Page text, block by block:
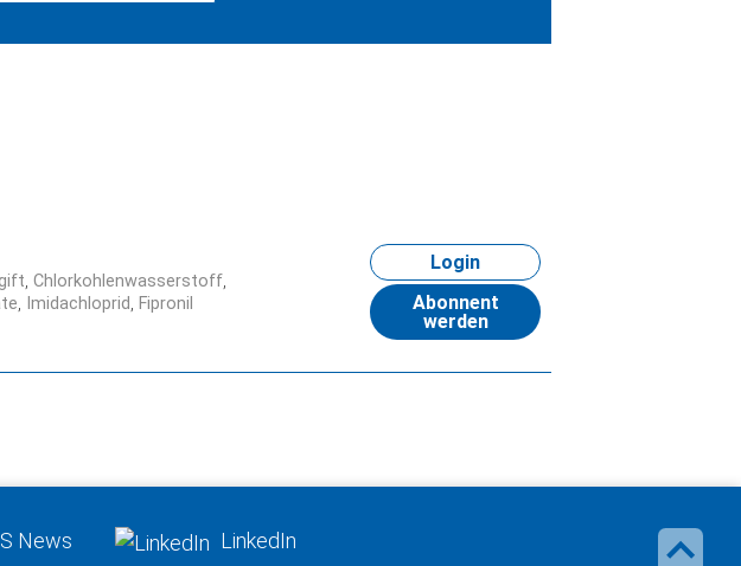
Chlorkohlenwasserstoff
Imidachloprid Fipronil
Login
Abonnent
werden
News LinkedIn